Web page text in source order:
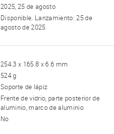
2025, 25 de agosto
Disponible. Lanzamiento: 25 de
agosto de 2025.
254.3 x 165.8 x 6.6 mm
524 g
Soporte de lápiz
Frente de vidrio, parte posterior de
aluminio, marco de aluminio
No